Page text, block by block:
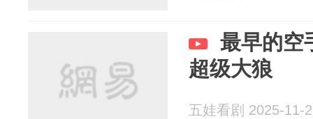
最早的空
超级大狼
五娃看剧 2025-11-